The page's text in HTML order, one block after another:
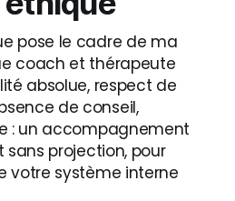
pose le cadre de ma
coach et thérapeute
absolue, respect de
de conseil,
: un accompagnement
sans projection, pour
votre système interne